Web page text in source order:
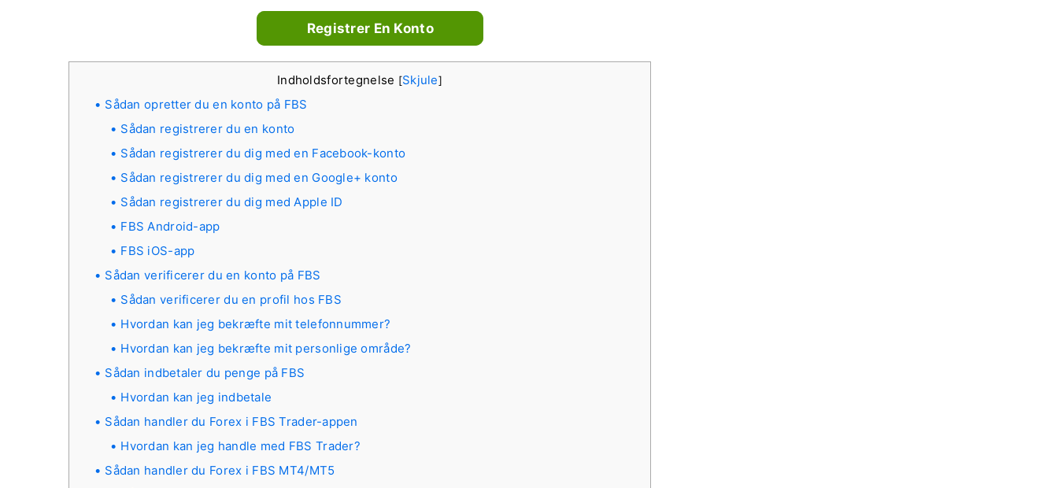
Registrer En Konto
Indholdsfortegnelse [Skjule]
Sådan opretter du en konto på FBS
Sådan registrerer du en konto
Sådan registrerer du dig med en Facebook-konto
Sådan registrerer du dig med en Google+ konto
Sådan registrerer du dig med Apple ID
FBS Android-app
FBS iOS-app
Sådan verificerer du en konto på FBS
Sådan verificerer du en profil hos FBS
Hvordan kan jeg bekræfte mit telefonnummer?
Hvordan kan jeg bekræfte mit personlige område?
Sådan indbetaler du penge på FBS
Hvordan kan jeg indbetale
Sådan handler du Forex i FBS Trader-appen
Hvordan kan jeg handle med FBS Trader?
Sådan handler du Forex i FBS MT4/MT5